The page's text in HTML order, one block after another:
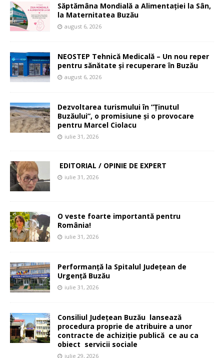
Săptămâna Mondială a Alimentației la Sân,
la Maternitatea Buzău
august 6, 2026
NEOSTEP Tehnică Medicală – Un nou reper
pentru sănătate și recuperare în Buzău
august 6, 2026
Dezvoltarea turismului în ”Ținutul
Buzăului”, o promisiune și o provocare
pentru Marcel Ciolacu
iulie 31, 2026
EDITORIAL / OPINIE DE EXPERT
iulie 31, 2026
O veste foarte importantă pentru
România!
iulie 31, 2026
Performanță la Spitalul Județean de
Urgență Buzău
iulie 31, 2026
Consiliul Județean Buzău lansează
procedura proprie de atribuire a unor
contracte de achiziție publică ce au ca
obiect servicii sociale
iulie 29, 2026